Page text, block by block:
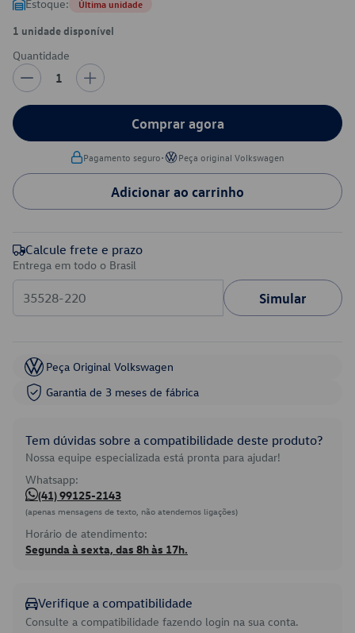
Estoque: Última unidade
1 unidade disponível
Quantidade
1
Comprar agora
Pagamento seguro• Peça original Volkswagen
Adicionar ao carrinho
Calcule frete e prazo
Entrega em todo o Brasil
Simular
Peça Original Volkswagen
Garantia de 3 meses de fábrica
Tem dúvidas sobre a compatibilidade deste produto?
Nossa equipe especializada está pronta para ajudar!
Whatsapp:
(41) 99125-2143
(apenas mensagens de texto, não atendemos ligações)
Horário de atendimento:
Segunda à sexta, das 8h às 17h.
Verifique a compatibilidade
Consulte a compatibilidade fazendo login na sua conta.